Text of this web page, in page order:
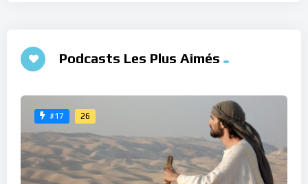
Podcasts Les Plus Aimés
#17 26